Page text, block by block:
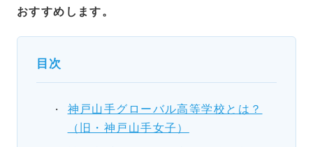
おすすめします。
目次
神戸山手グローバル高等学校とは？
（旧・神戸山手女子）